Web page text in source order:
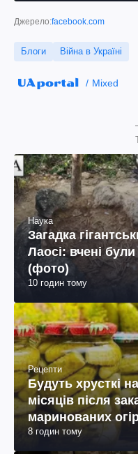
Джерело:facebook.com
Блоги Війна в Україні
Mixed
Наука
Загадка
Лаосі: вчені
(фото)
10 годин тому
Рецепти
Будуть хрусткі
місяців після
маринованих
8 годин тому